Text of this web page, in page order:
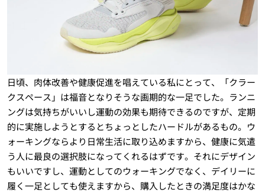
日頃、肉体改善や健康促進を唱えている私にとって、「クラー
クスペース」は福音となりそうな画期的な一足でした。ランニ
ングは気持ちがいいし運動の効果も期待できるのですが、定期
的に実施しようとするとちょっとしたハードルがあるもの。ウ
ォーキングならより日常生活に取り込めますから、健康に気遣
う人に最良の選択肢になってくれるはずです。それにデザイン
もいいですし、運動としてのウォーキングでなく、デイリーに
履く一足としても使えますから、購入したときの満足度はかな